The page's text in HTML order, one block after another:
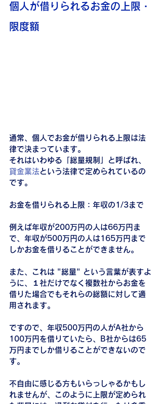
個人が借りられるお金の上限・
限度額
通常、個人でお金が借りられる上限は法
律で決まっています。
それはいわゆる「総量規制」と呼ばれ、
貸金業法という法律で定められているの
です。
お金を借りられる上限：年収の1/3まで
例えば年収が200万円の人は66万円ま
で、年収が500万円の人は165万円まで
しかお金を借りることができません。
また、これは "総量" という言葉が表すよ
うに、１社だけでなく複数社からお金を
借りた場合でもそれらの総額に対して適
用されます。
ですので、年収500万円の人がA社から
100万円を借りていたら、B社からは65
万円までしか借りることができないので
す。
不自由に感じる方もいらっしゃるかもし
れませんが、このように上限が定められ